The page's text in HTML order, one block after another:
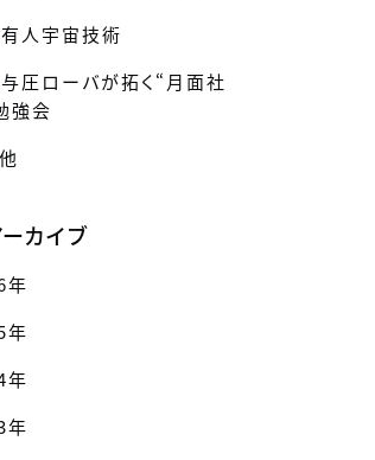
人宇宙技術
圧ローバが拓く“月面社
強会
カイブ
年
年
年
年